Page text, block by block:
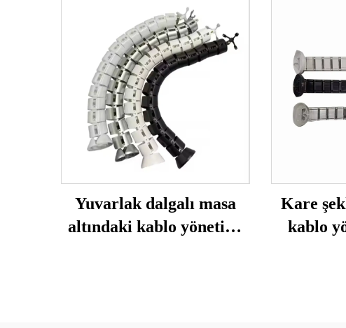
Yuvarlak dalgalı masa
altındaki kablo yönetimi
Kare
kablo